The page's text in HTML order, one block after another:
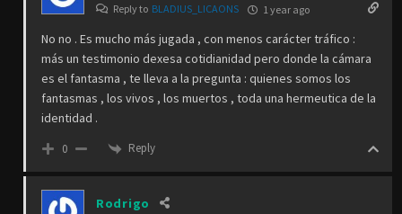
Reply to BLADIUS_LICAONS 1 year ago
No no . Es mucho más jugada , con menos carácter tráfico :
más un testimonio dexesa cotidianidad pero donde la cámara
es el fantasma , te lleva a la pregunta : quienes somos los
fantasmas , los vivos , los muertos , toda una hermeutica de la
identidad .
0 Reply
Rodrigo